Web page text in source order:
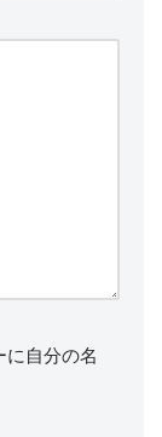
に自分の名